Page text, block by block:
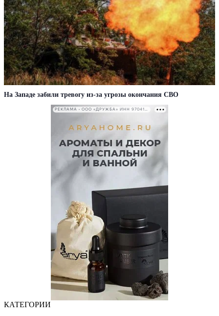
На Западе забили тревогу из-за угрозы окончания СВО
РЕКЛАМА • ООО «ДРУЖБА» ИНН 9704146411
КАТЕГОРИИ